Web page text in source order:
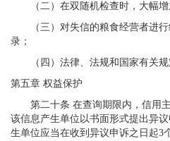
（二）在双随机检查时，大幅增
（三）对失信的粮食经营者进行
录；
（四）法律、法规和国家有关规
第五章 权益保护
第二十条 在查询期限内，信用主
该信息产生单位以书面形式提出异
生单位应当在收到异议申诉之日起3